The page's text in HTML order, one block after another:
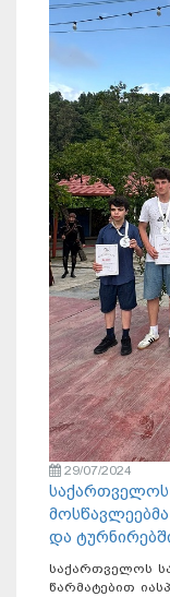
29/07/2024
და
საქართველოს
წარმატებით